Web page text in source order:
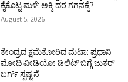
ಕೈಕೊಟ್ಟ ಮಳೆ: ಅಕ್ಕಿ ದರ ಗಗನಕ್ಕೆ?
August 5, 2026
ಕೇಂದ್ರದ ಕ್ಷಮೆಕೋರಿದ ಮೆಟಾ: ಪ್ರಧಾನಿ
ಮೋದಿ ವೀಡಿಯೋ ಡಿಲಿಟ್ ಬಗ್ಗೆ ಜುಕರ್
ಬರ್ಗ್ ಸ್ಪಷ್ಟನೆ